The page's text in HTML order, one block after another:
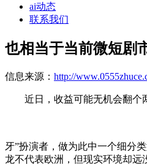
ai动态
联系我们
也相当于当前微短剧
信息来源： http://
近日，收益可能无机会翻个两
牙”扮演者，做为此中一个细分
龙不代表欧洲，但现实环境却远